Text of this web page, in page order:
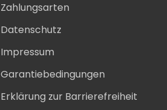
Zahlungsarten
Datenschutz
Impressum
Garantiebedingungen
Erklärung zur Barrierefreiheit